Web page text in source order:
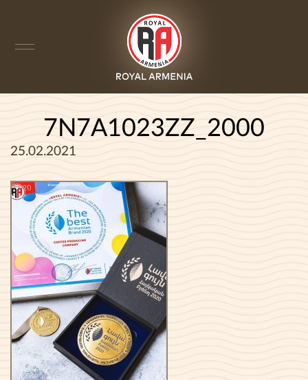
7N7A1023ZZ_2000
25.02.2021